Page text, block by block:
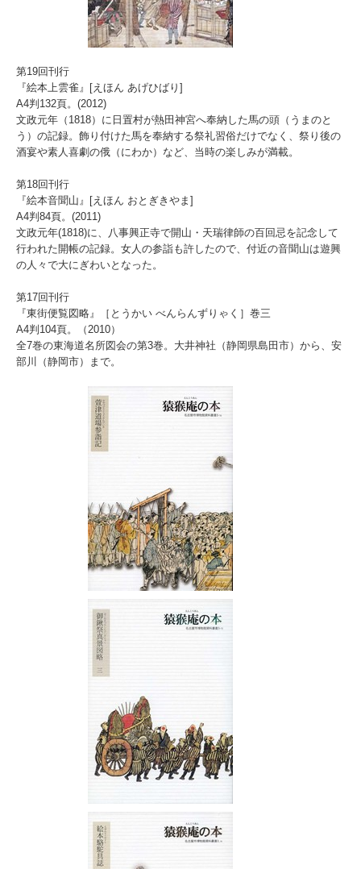
第19回刊行
『絵本上雲雀』[えほん あげひばり]
A4判132頁。(2012)
文政元年（1818）に日置村が熱田神宮へ奉納した馬の頭（うまのと
う）の記録。飾り付けた馬を奉納する祭礼習俗だけでなく、祭り後の
酒宴や素人喜劇の俄（にわか）など、当時の楽しみが満載。
第18回刊行
『絵本音聞山』[えほん おとぎきやま]
A4判84頁。(2011)
文政元年(1818)に、八事興正寺で開山・天瑞律師の百回忌を記念して
行われた開帳の記録。女人の参詣も許したので、付近の音聞山は遊興
の人々で大にぎわいとなった。
第17回刊行
『東街便覧図略』［とうかい べんらんずりゃく］巻三
A4判104頁。（2010）
全7巻の東海道名所図会の第3巻。大井神社（静岡県島田市）から、安
部川（静岡市）まで。